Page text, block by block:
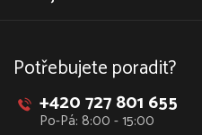
Potřebujete poradit?
+420 727 801 655
Po-Pá: 8:00 - 15:00